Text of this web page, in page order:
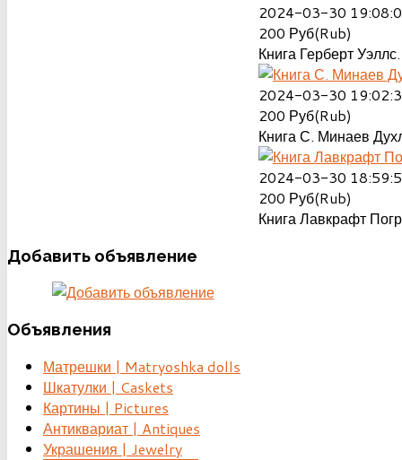
2024-03-30
200 Руб(Rub)
Книга Герберт
2024-03-30
200 Руб(Rub)
Книга С. Минаев
2024-03-30
200 Руб(Rub)
Книга Лавкрафт
Добавить объявление
Объявления
Матрешки | Matryoshka dolls
Шкатулки | Caskets
Картины | Pictures
Антиквариат | Antiques
Украшения | Jewelry